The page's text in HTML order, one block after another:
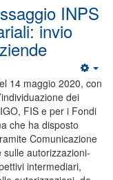
INPS
invio
14 maggio 2020, con
dei
FIS e per i Fondi
che ha disposto
Comunicazione
sulle autorizzazioni-
intermediari,